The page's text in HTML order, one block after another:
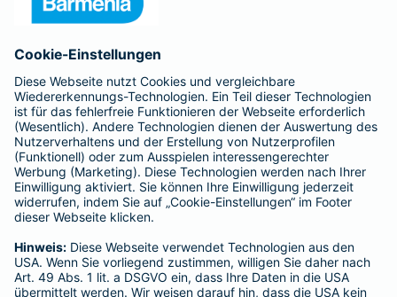
Barmenia ist Teil der BarmeniaGothaer
BELIEBTE SEITEN
Kranken-Zusatzversicherung
Tierversicherungen
Haftpflichtversicherung
Hausratversicherung
Adresse ändern
Schaden melden